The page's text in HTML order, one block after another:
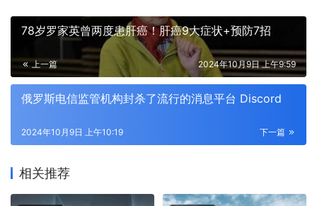
78岁罗家英曾两度患肝癌！肝癌9大症状+预防7招
上一篇 2024年10月9日 上午9:59
俄罗斯电信监管机构封杀了流行的消息平台 Discord
下一篇
2024年10月9日 上午10:19
相关推荐